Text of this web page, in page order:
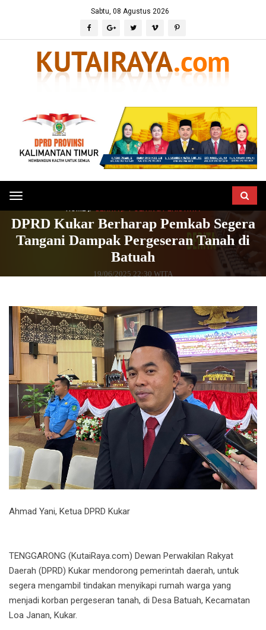
Sabtu, 08 Agustus 2026
Toggle
navigation
DPRD Kukar Berharap Pemkab Segera
Tangani Dampak Pergeseran Tanah di
Batuah
19/06/2025 22:30 WITA
Ahmad Yani, Ketua DPRD Kukar
TENGGARONG (KutaiRaya.com) Dewan Perwakilan Rakyat
Daerah (DPRD) Kukar mendorong pemerintah daerah, untuk
segera mengambil tindakan menyikapi rumah warga yang
menjadi korban pergeseran tanah, di Desa Batuah, Kecamatan
Loa Janan, Kukar.